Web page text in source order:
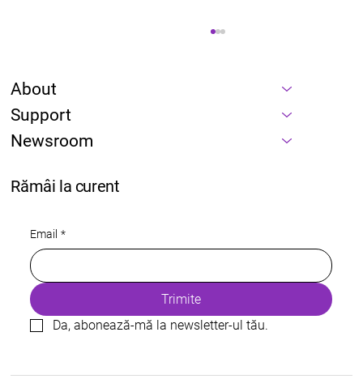
About
Support
Newsroom
Rămâi la curent
Email *
Trimite
Da, abonează-mă la newsletter-ul tău.